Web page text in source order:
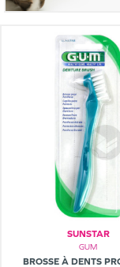
SUNSTAR
GUM
BROSSE À DENTS